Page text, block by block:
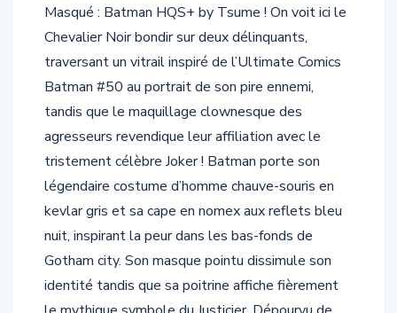
Masqué : Batman HQS+ by Tsume ! On voit ici le
Chevalier Noir bondir sur deux délinquants,
traversant un vitrail inspiré de l’Ultimate Comics
Batman #50 au portrait de son pire ennemi,
tandis que le maquillage clownesque des
agresseurs revendique leur affiliation avec le
tristement célèbre Joker ! Batman porte son
légendaire costume d’homme chauve-souris en
kevlar gris et sa cape en nomex aux reflets bleu
nuit, inspirant la peur dans les bas-fonds de
Gotham city. Son masque pointu dissimule son
identité tandis que sa poitrine affiche fièrement